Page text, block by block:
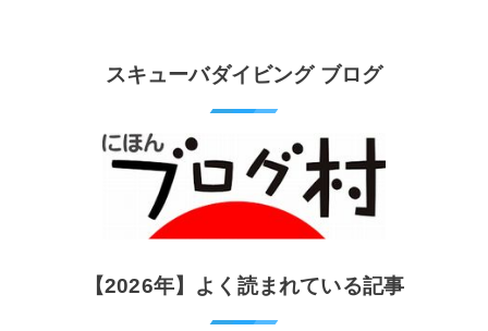
スキューバダイビング ブログ
【2026年】よく読まれている記事